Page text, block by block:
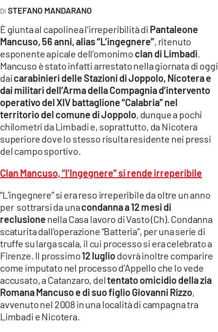
LACTV.IT
LACONAIR.IT
LACITYMAG.IT
ILREGGINO.IT
COSENZACHANNEL.IT
ILVIBONESE.IT
CATANZAROCHANNEL.IT
ANDROID
APPLE
STEFANO MANDARANO
È giunta al capolinea l’irreperibilità di Pantaleone
Mancuso, 56 anni, alias “L’ingegnere”, ritenuto
esponente apicale dell’omonimo clan di Limbadi.
Mancuso è stato infatti arrestato nella giornata di oggi
daicarabinieri delle Stazioni di Joppolo, Nicotera e
dai militari dell’Arma della Compagnia d’intervento
operativo del XIV battaglione “Calabria” nel
territorio del comune di Joppolo, dunque a pochi
chilometri da Limbadi e, soprattutto, da Nicotera
superiore dove lo stesso risulta residente nei pressi
del campo sportivo.
Clan Mancuso, “l’Ingegnere” si rende irreperibile
“L’ingegnere” si era reso irreperibile da oltre un anno
per sottrarsi da unacondanna a 12 mesi di
reclusione nella Casa lavoro di Vasto (Ch). Condanna
scaturita dall’operazione “Batteria”, per una serie di
truffe su larga scala, il cui processo si era celebrato a
Firenze. Il prossimo12 lugliodovrà inoltre comparire
come imputato nel processo d’Appello che lo vede
accusato, a Catanzaro, deltentato omicidio della zia
Romana Mancuso e di suo figlio Giovanni Rizzo,
avvenuto nel 2008 in una località di campagna tra
Limbadi e Nicotera.